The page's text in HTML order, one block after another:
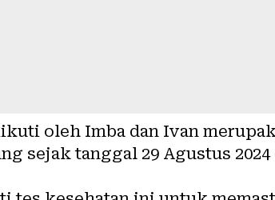
oleh Imba dan Ivan
sejak tanggal 29 Agustus 2024